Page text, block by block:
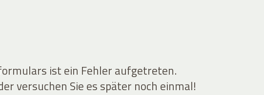
ist ein Fehler aufgetreten.
versuchen Sie es später noch einmal!